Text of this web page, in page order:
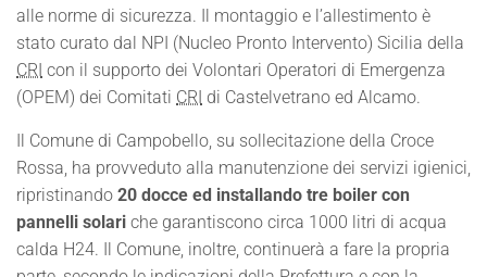
alle norme di sicurezza. Il montaggio e l’allestimento è
stato curato dal NPI (Nucleo Pronto Intervento) Sicilia della
CRI con il supporto dei Volontari Operatori di Emergenza
(OPEM) dei Comitati CRI di Castelvetrano ed Alcamo.
Il Comune di Campobello, su sollecitazione della Croce
Rossa, ha provveduto alla manutenzione dei servizi igienici,
ripristinando 20 docce ed installando tre boiler con
pannelli solari che garantiscono circa 1000 litri di acqua
calda H24. Il Comune, inoltre, continuerà a fare la propria